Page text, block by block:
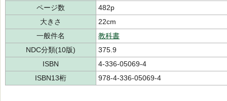
ページ数
482p
大きさ
22cm
一般件名
教科書
NDC分類(10版)
375.9
ISBN
4-336-05069-4
ISBN13桁
978-4-336-05069-4